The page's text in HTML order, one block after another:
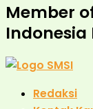
Member
Indonesia
Redaksi